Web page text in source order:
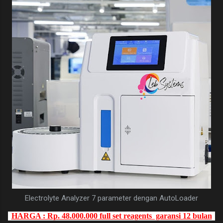
Electrolyte Analyzer 7 parameter dengan AutoLoader
HARGA : Rp. 48.000.000 full set reagents garansi 12 bulan